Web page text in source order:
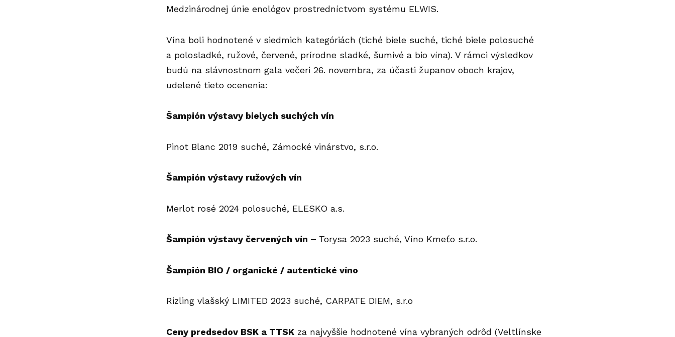
Medzinárodnej únie enológov prostredníctvom systému ELWIS.
Vína boli hodnotené v siedmich kategóriách (tiché biele suché, tiché biele polosuché
a polosladké, ružové, červené, prírodne sladké, šumivé a bio vína). V rámci výsledkov
budú na slávnostnom gala večeri 26. novembra, za účasti županov oboch krajov,
udelené tieto ocenenia:
Šampión výstavy bielych suchých vín
Pinot Blanc 2019 suché, Zámocké vinárstvo, s.r.o.
Šampión výstavy ružových vín
Merlot rosé 2024 polosuché, ELESKO a.s.
Šampión výstavy červených vín – Torysa 2023 suché, Víno Kmeťo s.r.o.
Šampión BIO / organické / autentické víno
Rizling vlašský LIMITED 2023 suché, CARPATE DIEM, s.r.o
Ceny predsedov BSK a TTSK za najvyššie hodnotené vína vybraných odrôd (Veltlínske